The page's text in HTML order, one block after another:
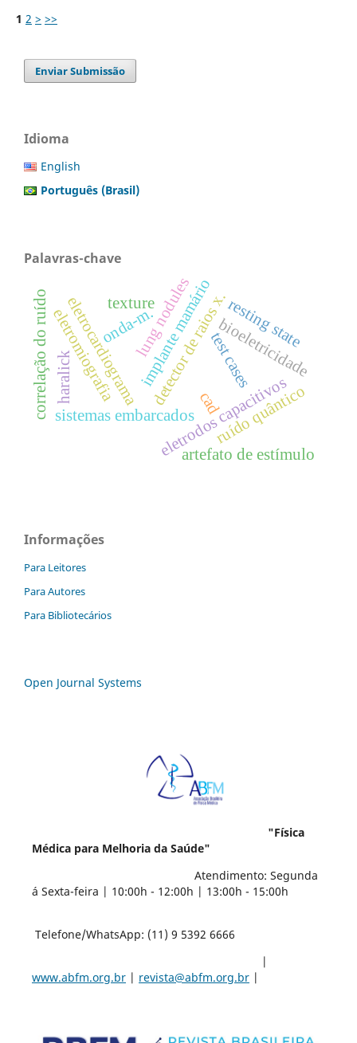
1 2 > >>
Enviar Submissão
Idioma
English
Português (Brasil)
Palavras-chave
detector de raios x.bioeletricidade
sistemas embarcados
eletrocardiograma
eletrodos capacitivos
ruído quântico
correlação do ruído implante mamário
eletromiografia test cases
onda-m.
artefato de estímulo
lung nodules
cad
haralick
texture resting state
Informações
Para Leitores
Para Autores
Para Bibliotecários
Open Journal Systems
"Física
Médica para Melhoria da Saúde"
Atendimento: Segunda
á Sexta-feira | 10:00h - 12:00h | 13:00h - 15:00h
Telefone/WhatsApp: (11) 9 5392 6666
|
www.abfm.org.br| revista@abfm.org.br|